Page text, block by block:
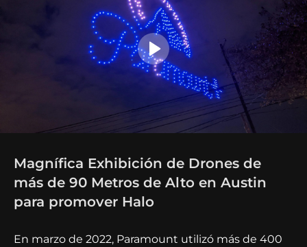
Magnífica Exhibición de Drones de
más de 90 Metros de Alto en Austin
para promover Halo
En marzo de 2022, Paramount utilizó más de 400